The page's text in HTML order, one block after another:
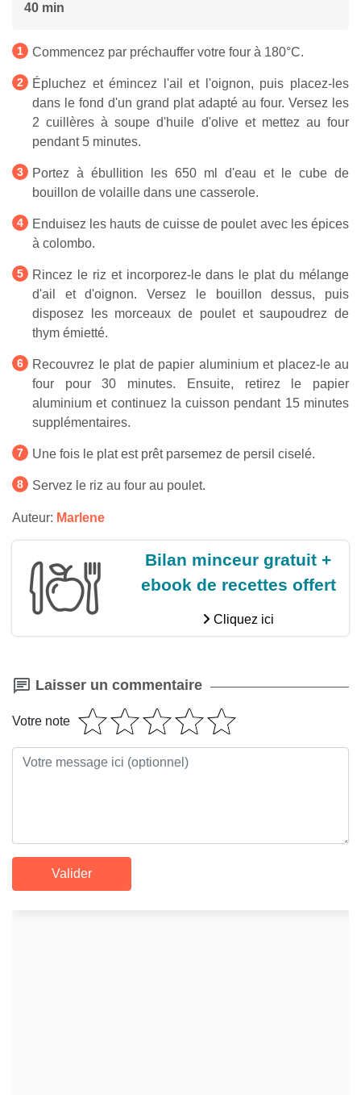
40 min
Commencez par préchauffer votre four à 180°C.
Épluchez et émincez l'ail et l'oignon, puis placez-les
dans le fond d'un grand plat adapté au four. Versez les
2 cuillères à soupe d'huile d'olive et mettez au four
pendant 5 minutes.
Portez à ébullition les 650 ml d'eau et le cube de
bouillon de volaille dans une casserole.
Enduisez les hauts de cuisse de poulet avec les épices
à colombo.
Rincez le riz et incorporez-le dans le plat du mélange
d'ail et d'oignon. Versez le bouillon dessus, puis
disposez les morceaux de poulet et saupoudrez de
thym émietté.
Recouvrez le plat de papier aluminium et placez-le au
four pour 30 minutes. Ensuite, retirez le papier
aluminium et continuez la cuisson pendant 15 minutes
supplémentaires.
Une fois le plat est prêt parsemez de persil ciselé.
Servez le riz au four au poulet.
Auteur: Marlene
Bilan minceur gratuit +
ebook de recettes offert
Cliquez ici
Laisser un commentaire
Votre note